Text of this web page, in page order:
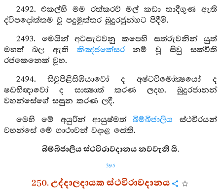
2492. එකල්හි මම රත්කරව් මල් කඩා තාදීගුණ ඇති
ද්විපදෝත්තම වූ පදුමුත්තර බුදුරජුන්හට පිදීමි.
2493. මෙයින් අටසැටවනු කපෙහි සත්රුවනින් යුත්
මහත් බල ඇති කිඤ්ජකේසරනම් වූ සිවු සක්විති
රජකෙනෙක් වූහ.
2494. සිවුපිළිසිඹියාවෝ ද අෂ්ටවිමෝක්‍ෂයෝ ද
ෂඩභිඥාවෝ ද සාක්‍ෂාත් කරණ ලදහ. බුදුරජානන්
වහන්සේගේ සසුන කරණ ලදී.
මෙහි මේ අයුරින් ආයුෂ්මත්බිම්බිජාලිය ස්ථවිරයන්
වහන්සේ මේ ගාථාවන් වදාළ සේකි.
බිම්බිජාලිය ස්ථවිරාවදානය නවවැනි යි.
395
250. උද්දාලදායක ස්ථවිරාවදානය